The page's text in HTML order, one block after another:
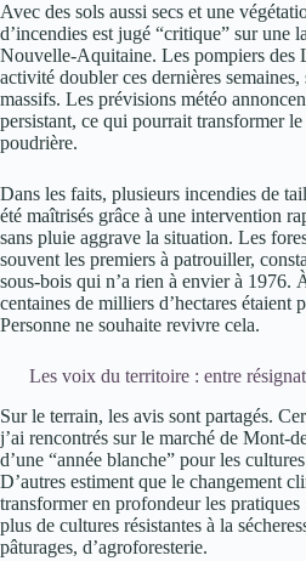
Avec des sols aussi secs et une
d’incendies est jugé “critique” sur une
Nouvelle-Aquitaine. Les pompiers des
activité doubler ces dernières
massifs. Les prévisions météo
persistant, ce qui pourrait transformer le
poudrière.
Dans les faits, plusieurs incendies de
été maîtrisés grâce à une intervention
sans pluie aggrave la situation. Les
souvent les premiers à patrouiller,
sous-bois qui n’a rien à envier à 1976.
centaines de milliers d’hectares étaient
Personne ne souhaite revivre cela.
Les voix du territoire : entre
Sur le terrain, les avis sont partagés.
j’ai rencontrés sur le marché de Mont-
d’une “année blanche” pour les
D’autres estiment que le changement
transformer en profondeur les pratiques
plus de cultures résistantes à la
pâturages, d’agroforesterie.